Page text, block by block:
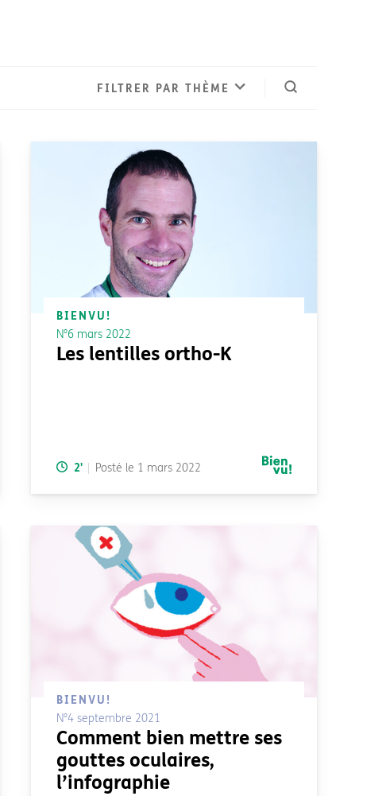
FILTRER PAR THÈME
BIENVU!
N°6 mars 2022
Les lentilles ortho-K
Temps de lecture:
2' Posté le 1 mars 2022
BIENVU!
N°4 septembre 2021
Comment bien mettre ses
gouttes oculaires,
l’infographie